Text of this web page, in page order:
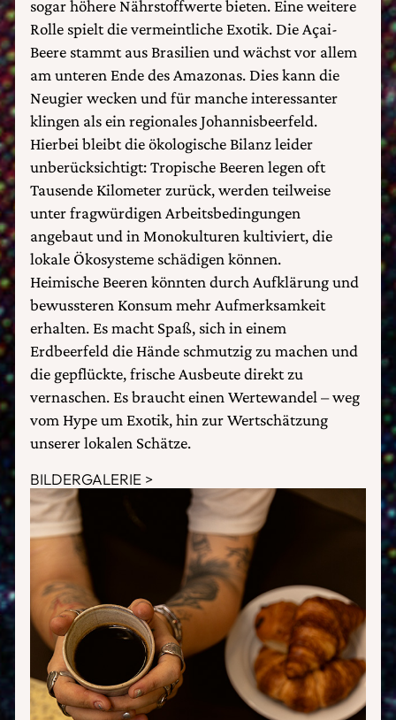
sogar höhere Nährstoffwerte bieten. Eine weitere
Rolle spielt die vermeintliche Exotik. Die Açai-
Beere stammt aus Brasilien und wächst vor allem
am unteren Ende des Amazonas. Dies kann die
Neugier wecken und für manche interessanter
klingen als ein regionales Johannisbeerfeld.
Hierbei bleibt die ökologische Bilanz leider
unberücksichtigt: Tropische Beeren legen oft
Tausende Kilometer zurück, werden teilweise
unter fragwürdigen Arbeitsbedingungen
angebaut und in Monokulturen kultiviert, die
lokale Ökosysteme schädigen können.
Heimische Beeren könnten durch Aufklärung und
bewussteren Konsum mehr Aufmerksamkeit
erhalten. Es macht Spaß, sich in einem
Erdbeerfeld die Hände schmutzig zu machen und
die gepflückte, frische Ausbeute direkt zu
vernaschen. Es braucht einen Wertewandel – weg
vom Hype um Exotik, hin zur Wertschätzung
unserer lokalen Schätze.
BILDERGALERIE